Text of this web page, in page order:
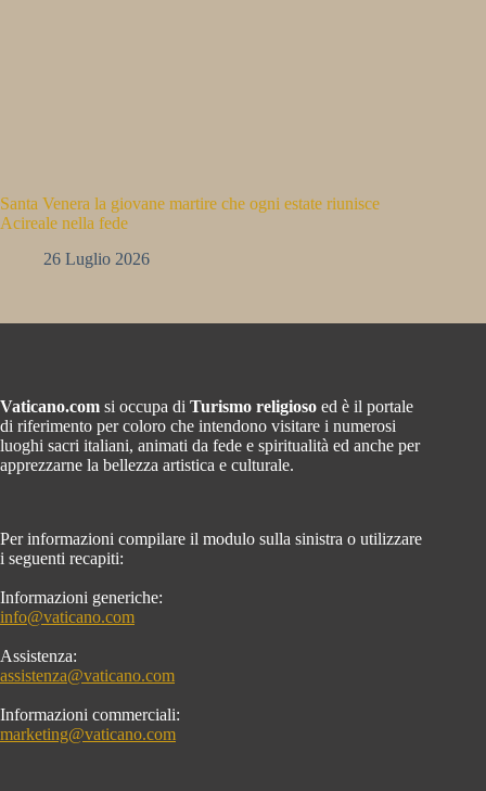
Santa Venera la giovane martire che ogni estate riunisce
Acireale nella fede
26 Luglio 2026
Vaticano.com si occupa di Turismo religioso ed è il portale
di riferimento per coloro che intendono visitare i numerosi
luoghi sacri italiani, animati da fede e spiritualità ed anche per
apprezzarne la bellezza artistica e culturale.
Per informazioni compilare il modulo sulla sinistra o utilizzare
i seguenti recapiti:
Informazioni generiche:
info@vaticano.com
Assistenza:
assistenza@vaticano.com
Informazioni commerciali:
marketing@vaticano.com